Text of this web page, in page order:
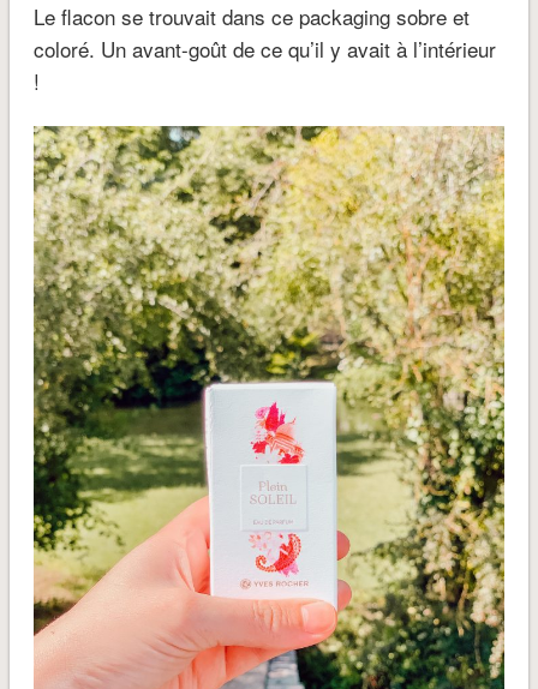
Le flacon se trouvait dans ce packaging sobre et
coloré. Un avant-goût de ce qu’il y avait à l’intérieur
!